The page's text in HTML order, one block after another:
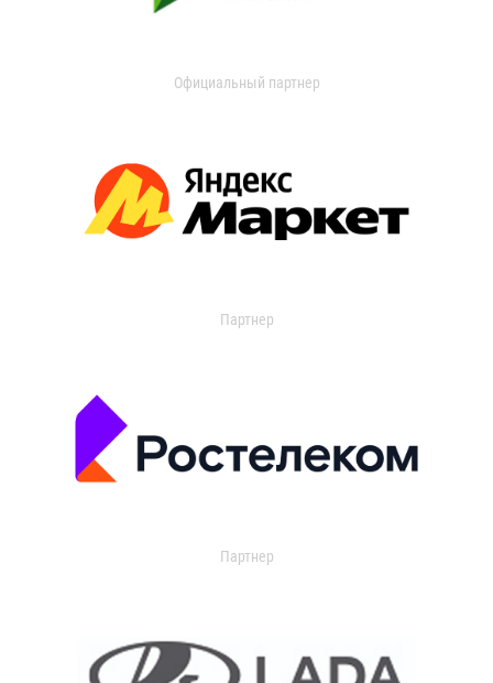
Официальный партнер
Партнер
Партнер